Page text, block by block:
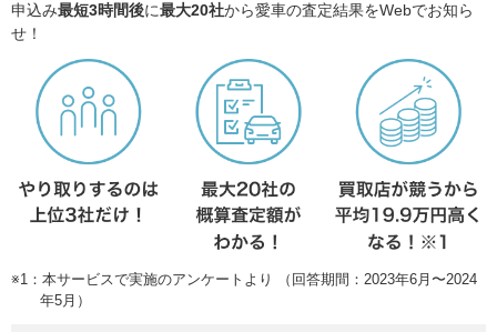
申込み最短3時間後に最大20社から愛車の査定結果をWebでお知ら
せ！
※1：本サービスで実施のアンケートより （回答期間：2023年6月〜2024
年5月）